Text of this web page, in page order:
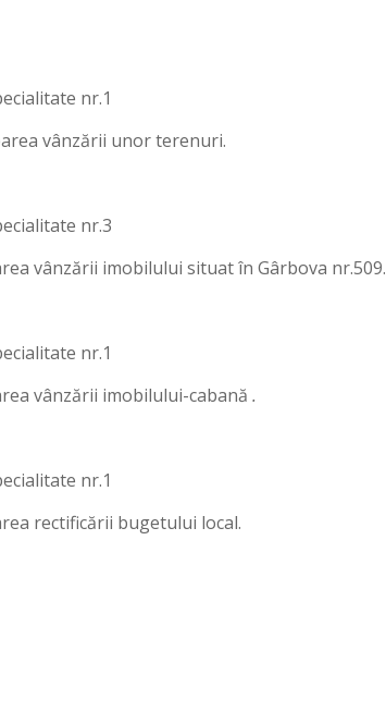
nr.1
vânzării unor terenuri.
nr.3
vânzării imobilului situat în Gârbova nr.509.
nr.1
vânzării imobilului-cabană .
nr.1
rectificării bugetului local.